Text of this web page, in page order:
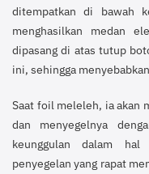
ditempatkan di bawah
menghasilkan medan
dipasang di atas tutup
ini, sehingga
Saat foil meleleh, ia akan
dan menyegelnya
keunggulan dalam hal
penyegelan yang rapat